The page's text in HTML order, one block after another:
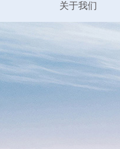
关于我们